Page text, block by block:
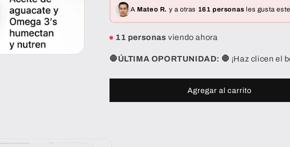
A Valeria R.y a otras161 personasles gusta
28 personas viendo ahora
🛑ÚLTIMA OPORTUNIDAD: 🛑 ¡Haz clicen el
Agregar al carrito